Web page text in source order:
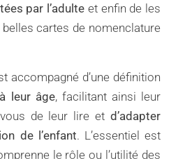
par l’adulte et enfin de les
cartes de nomenclature
accompagné d’une définition
leur âge, facilitant ainsi leur
de leur lire et d’adapter
de l’enfant. L’essentiel est
le rôle ou l’utilité des